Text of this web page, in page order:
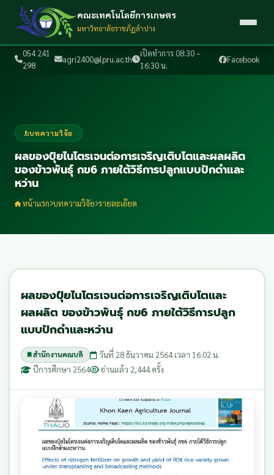
054 241
298
agri2400@lpru.ac.th
เปิดทำการ 08:30 –
16:30 น.
Facebook
คณะเทคโนโลยีการเกษตร
มหาวิทยาลัยราชภัฏลำปาง
บทความวิจัย
ผลของปุ๋ยไนโตรเจนต่อการเจริญเติบโตและผลผลิต
ของข้าวพันธุ์ กข6 ภายใต้วิธีการปลูกแบบปักดำและ
หว่าน
หน้าแรก บทความวิจัย รายละเอียด
ผลของปุ๋ยไนโตรเจนต่อการเจริญเติบโตและ
ผลผลิต ของข้าวพันธุ์ กข6 ภายใต้วิธีการปลูก
แบบปักดำและหว่าน
สำนักงานคณบดี
วันที่ 28 ธันวาคม 2564 เวลา 16:02 น.
ปีการศึกษา 2564
อ่านแล้ว 2,444 ครั้ง